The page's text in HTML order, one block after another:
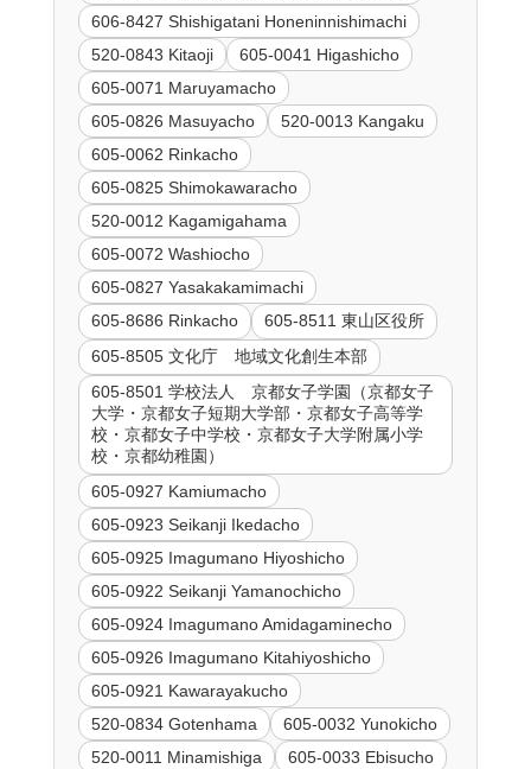
606-8427 Shishigatani Honeninnishimachi
520-0843 Kitaoji
605-0041 Higashicho
605-0071 Maruyamacho
605-0826 Masuyacho
520-0013 Kangaku
605-0062 Rinkacho
605-0825 Shimokawaracho
520-0012 Kagamigahama
605-0072 Washiocho
605-0827 Yasakakamimachi
605-8686 Rinkacho
605-8511 東山区役所
605-8505 文化庁 地域文化創生本部
605-8501 学校法人 京都女子学園（京都女子
大学・京都女子短期大学部・京都女子高等学
校・京都女子中学校・京都女子大学附属小学
校・京都幼稚園）
605-0927 Kamiumacho
605-0923 Seikanji Ikedacho
605-0925 Imagumano Hiyoshicho
605-0922 Seikanji Yamanochicho
605-0924 Imagumano Amidagaminecho
605-0926 Imagumano Kitahiyoshicho
605-0921 Kawarayakucho
520-0834 Gotenhama
605-0032 Yunokicho
520-0011 Minamishiga
605-0033 Ebisucho